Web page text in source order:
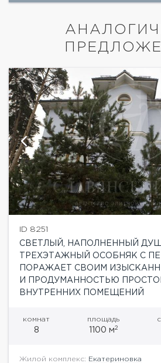
ID 8251
СВЕТЛЫЙ, НАПОЛНЕННЫЙ
ТРЕХЭТАЖНЫЙ ОСОБНЯК С
ПОРАЖАЕТ СВОИМ
И ПРОДУМАННОСТЬЮ
ВНУТРЕННИХ ПОМЕЩЕНИЙ
комнат
8
площадь
1100 м2
Жилой комплекс: Екатериновка